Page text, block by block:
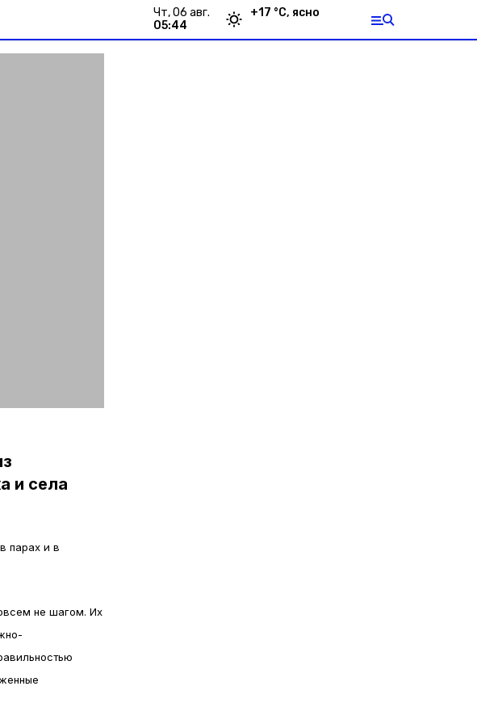
чт, 06 авг.
05:44
+17 °С, ясно
и села
парах и в
не шагом. Их